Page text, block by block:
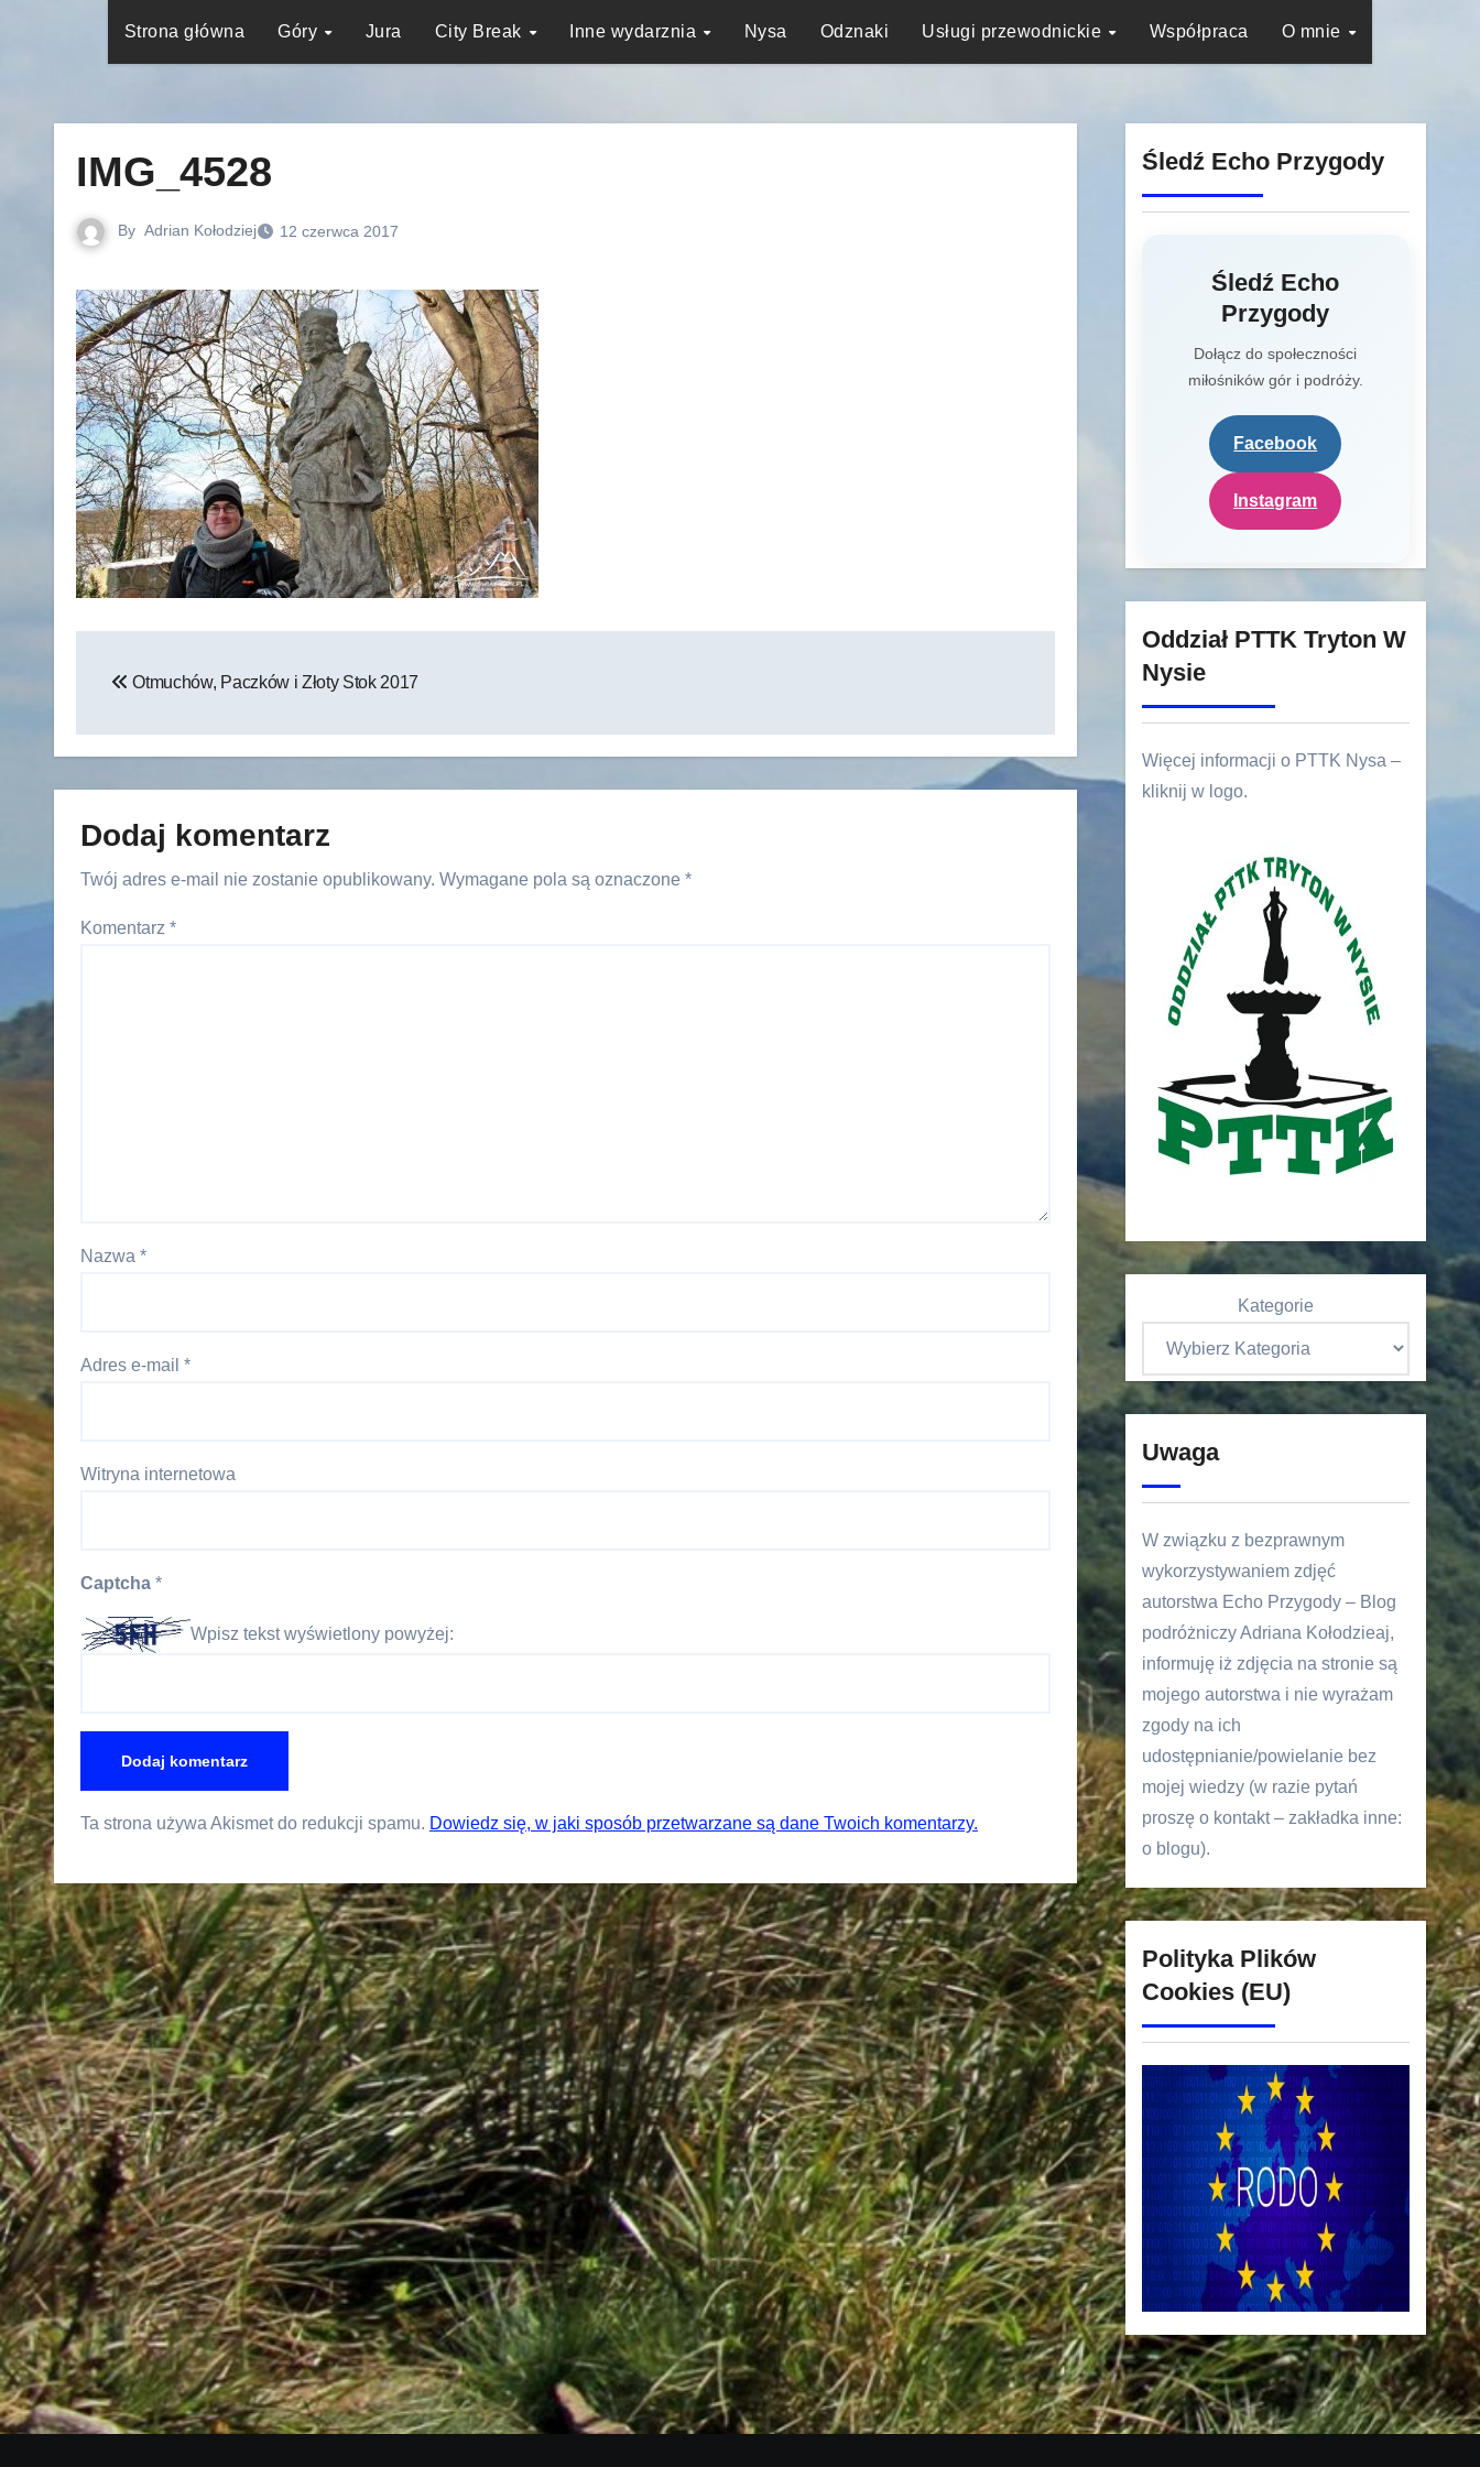
Strona główna Góry Jura City Break Inne wydarznia Nysa Odznaki Usługi przewodnickie Współpraca O mnie
IMG_4528
By Adrian Kołodziej 12 czerwca 2017
wpisu
Otmuchów, Paczków i Złoty Stok 2017
Dodaj komentarz
Twój adres e-mail nie zostanie opublikowany. Wymagane pola są oznaczone *
Komentarz *
Nazwa *
Adres e-mail *
Witryna internetowa
Captcha *
Wpisz tekst wyświetlony powyżej:
Ta strona używa Akismet do redukcji spamu. Dowiedz się, w jaki sposób przetwarzane są dane Twoich komentarzy.
Śledź Echo Przygody
Śledź Echo
Przygody
Dołącz do społeczności
miłośników gór i podróży.
Facebook
Instagram
Oddział PTTK Tryton W
Nysie
Więcej informacji o PTTK Nysa –
kliknij w logo.
Kategorie
Uwaga
W związku z bezprawnym
wykorzystywaniem zdjęć
autorstwa Echo Przygody – Blog
podróżniczy Adriana Kołodzieaj,
informuję iż zdjęcia na stronie są
mojego autorstwa i nie wyrażam
zgody na ich
udostępnianie/powielanie bez
mojej wiedzy (w razie pytań
proszę o kontakt – zakładka inne:
o blogu).
Polityka Plików
Cookies (EU)